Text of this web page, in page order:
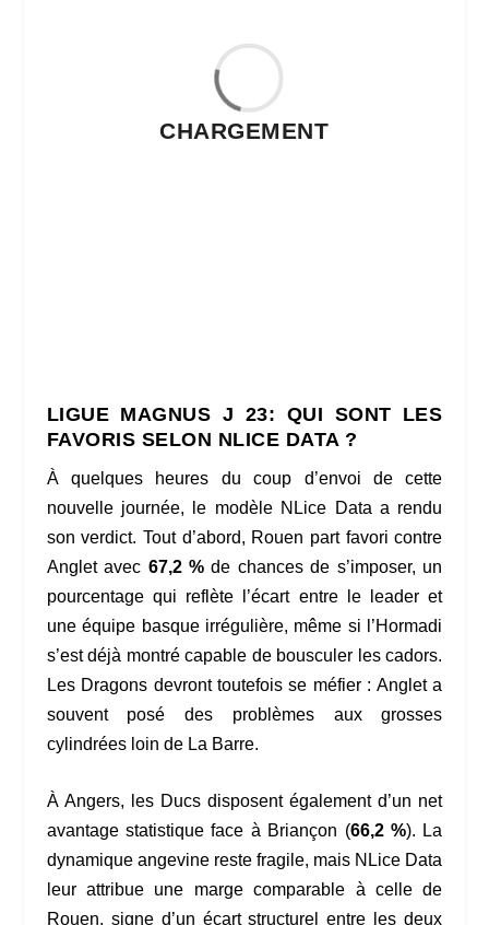
CHARGEMENT
LIGUE MAGNUS J 23: QUI SONT LES
FAVORIS SELON NLICE DATA ?
À quelques heures du coup d’envoi de cette
nouvelle journée, le modèle NLice Data a rendu
son verdict. Tout d’abord, Rouen part favori contre
Anglet avec 67,2 % de chances de s’imposer, un
pourcentage qui reflète l’écart entre le leader et
une équipe basque irrégulière, même si l’Hormadi
s’est déjà montré capable de bousculer les cadors.
Les Dragons devront toutefois se méfier : Anglet a
souvent posé des problèmes aux grosses
cylindrées loin de La Barre.
À Angers, les Ducs disposent également d’un net
avantage statistique face à Briançon (66,2 %). La
dynamique angevine reste fragile, mais NLice Data
leur attribue une marge comparable à celle de
Rouen, signe d’un écart structurel entre les deux